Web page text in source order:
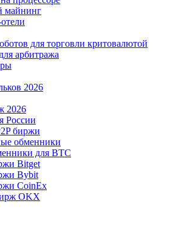
майнинг
для торговли критовалютой
арбитража
2026
2026
России
биржи
обменники
для BTC
Bitget
Bybit
CoinEx
OKX